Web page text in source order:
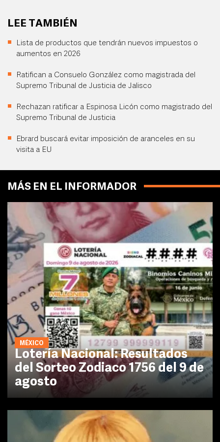
LEE TAMBIÉN
Lista de productos que tendrán nuevos impuestos o
aumentos en 2026
Ratifican a Consuelo González como magistrada del
Supremo Tribunal de Justicia de Jalisco
Rechazan ratificar a Espinosa Licón como magistrado del
Supremo Tribunal de Justicia
Ebrard buscará evitar imposición de aranceles en su
visita a EU
MÁS EN EL INFORMADOR
MÉXICO
Lotería Nacional: Resultados
del Sorteo Zodiaco 1756 del 9 de
agosto